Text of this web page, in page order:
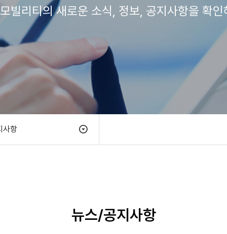
빌리티의 새로운 소식, 정보, 공지사항을 확
사항
뉴스/공지사항